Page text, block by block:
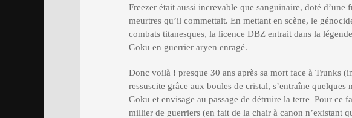
Freezer était aussi increvable que sanguinaire, doté d’une
meurtres qu’il commettait. En mettant en scène, le
combats titanesques, la licence DBZ entrait dans la
Goku en guerrier aryen enragé.
Donc voilà ! presque 30 ans après sa mort face à Trunks
ressuscite grâce aux boules de cristal, s’entraîne
Goku et envisage au passage de détruire la terre Pour ce
millier de guerriers (en fait de la chair à canon n’existant